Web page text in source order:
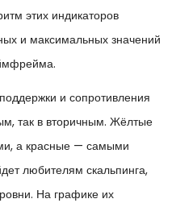
этих индикаторов
и максимальных значений
и сопротивления
так в вторичным. Жёлтые
а красные — самыми
любителям скальпинга,
На графике их